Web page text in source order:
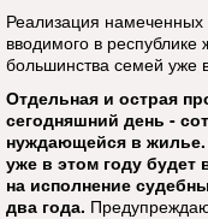
Реализация
вводимого в
большинства семей
Отдельная и острая
сегодняшний день -
нуждающейся в жилье.
уже в этом году
на исполнение
два года.